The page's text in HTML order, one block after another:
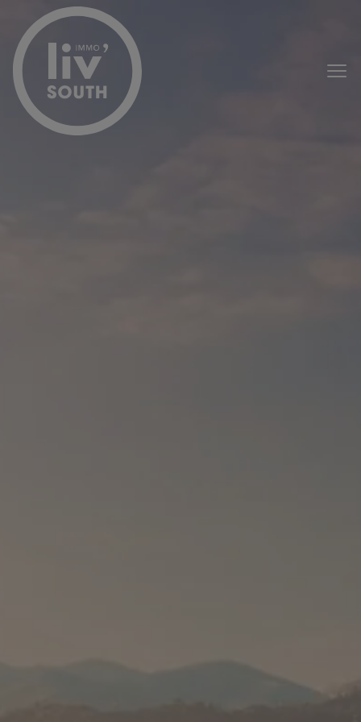
Passer le menu et aller au contenu